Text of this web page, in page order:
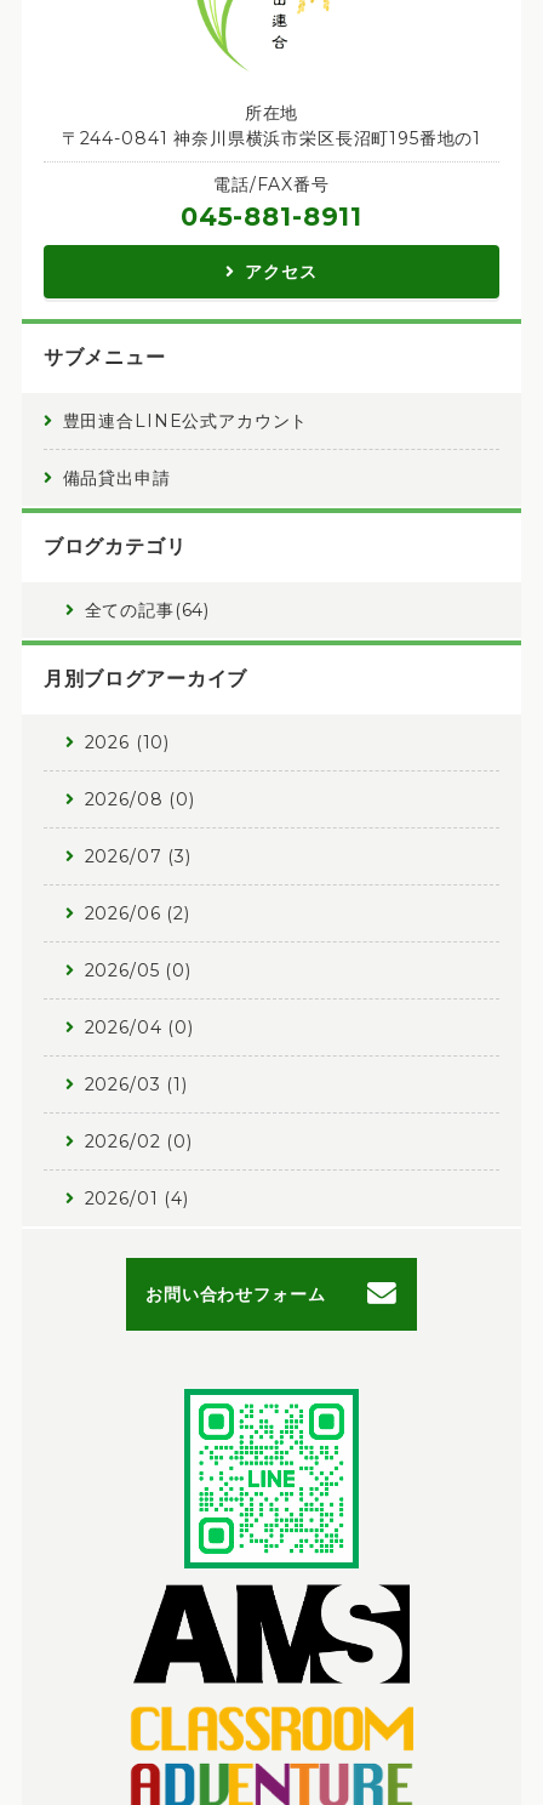
所在地
〒244-0841 神奈川県横浜市栄区長沼町195番地の1
電話/FAX番号
045-881-8911
アクセス
サブメニュー
豊田連合LINE公式アカウント
備品貸出申請
ブログカテゴリ
全ての記事(64)
月別ブログアーカイブ
2026 (10)
2026/08 (0)
2026/07 (3)
2026/06 (2)
2026/05 (0)
2026/04 (0)
2026/03 (1)
2026/02 (0)
2026/01 (4)
お問い合わせフォーム